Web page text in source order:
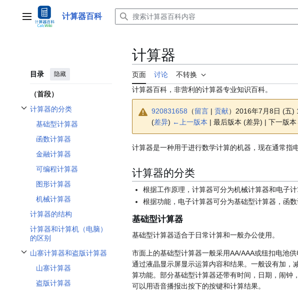
主菜单 计算器百科
目录 隐藏
（首段）
计算器的分类
开关计算器的分类子章节
基础型计算器
函数计算器
金融计算器
可编程计算器
图形计算器
机械计算器
计算器的结构
计算器和计算机（电脑）
的区别
山寨计算器和盗版计算器
开关山寨计算器和盗版计算器子章节
山寨计算器
盗版计算器
计算器
页面 讨论 不转换
计算器百科，非营利的计算器专业知识百科。
920831658 （留言 | 贡献） 2016年7月8日 (五)
(差异) ←上一版本 | 最后版本 (差异) | 下一版
计算器是一种用于进行数学计算的机器，现在通常指
计算器的分类
根据工作原理，计算器可分为机械计算器和电子计
根据功能，电子计算器可分为基础型计算器，函
基础型计算器
基础型计算器适合于日常计算和一般办公使用。
市面上的基础型计算器一般采用AA/AAA或纽扣电池
通过液晶显示屏显示运算内容和结果。一般设有加，
算功能。部分基础型计算器还带有时间，日期，闹钟
可以用语音播报出按下的按键和计算结果。